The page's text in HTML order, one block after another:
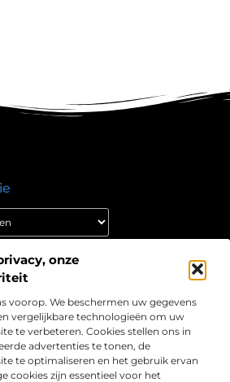
onze
voorop. We beschermen uw gegevens
vergelijkbare technologieën om uw
te verbeteren. Cookies stellen ons in
advertenties te tonen, de
te optimaliseren en het gebruik ervan
cookies zijn essentieel voor het
en richting geeft “
scherpe artikelen, duidelijke
verhalen die je verder helpen.
– jouw betrouwbare bron voor
content.